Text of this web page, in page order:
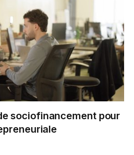
sociofinancement pour